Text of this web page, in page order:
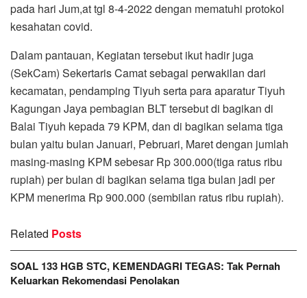
pada hari Jum,at tgl 8-4-2022 dengan mematuhi protokol
kesahatan covid.
Dalam pantauan, Kegiatan tersebut ikut hadir juga
(SekCam) Sekertaris Camat sebagai perwakilan dari
kecamatan, pendamping Tiyuh serta para aparatur Tiyuh
Kagungan Jaya pembagian BLT tersebut di bagikan di
Balai Tiyuh kepada 79 KPM, dan di bagikan selama tiga
bulan yaitu bulan Januari, Pebruari, Maret dengan jumlah
masing-masing KPM sebesar Rp 300.000(tiga ratus ribu
rupiah) per bulan di bagikan selama tiga bulan jadi per
KPM menerima Rp 900.000 (sembilan ratus ribu rupiah).
Related Posts
SOAL 133 HGB STC, KEMENDAGRI TEGAS: Tak Pernah
Keluarkan Rekomendasi Penolakan